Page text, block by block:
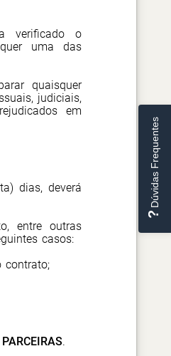
Dúvidas Frequentes
verificado o
uma das
quaisquer
judiciais,
em
dias, deverá
entre outras
casos:
contrato;
PARCEIRAS.